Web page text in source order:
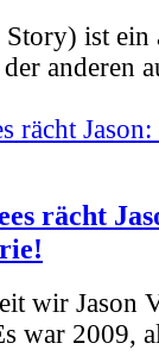
ist ein
anderen
rächt
wir Jason
war 2009,